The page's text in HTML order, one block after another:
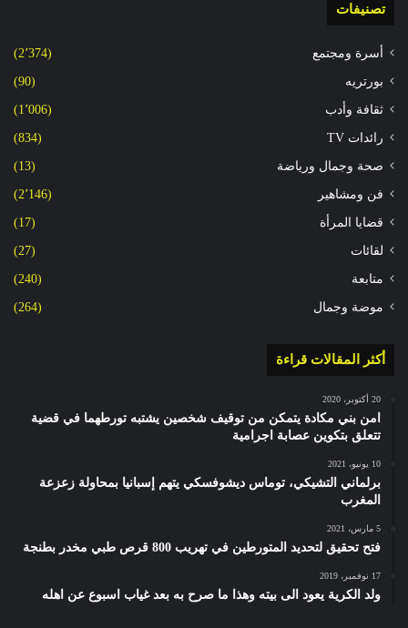
تصنيفات
أسرة ومجتمع (2٬374)
بورتريه (90)
ثقافة وأدب (1٬006)
رائدات TV (834)
صحة وجمال ورياضة (13)
فن ومشاهير (2٬146)
قضايا المرأة (17)
لقائات (27)
متابعة (240)
موضة وجمال (264)
أكثر المقالات قراءة
20 أكتوبر، 2020
امن بني مكادة يتمكن من توقيف شخصين يشتبه تورطهما في قضية
تتعلق بتكوين عصابة اجرامية
10 يونيو، 2021
برلماني التشيكي، توماس ديشوفسكي يتهم إسبانيا بمحاولة زعزعة
المغرب
5 مارس، 2021
فتح تحقيق لتحديد المتورطين في تهريب 800 قرص طبي مخدر بطنجة
17 نوفمبر، 2019
ولد الكرية يعود الى بيته وهذا ما صرح به بعد غياب اسبوع عن اهله